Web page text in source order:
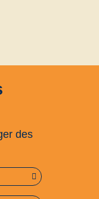
des